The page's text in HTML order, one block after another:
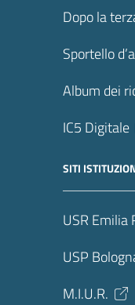
Dopo la
Sportello
Album dei
IC5 Digitale
SITI
USR Emilia
USP
M.I.U.R.